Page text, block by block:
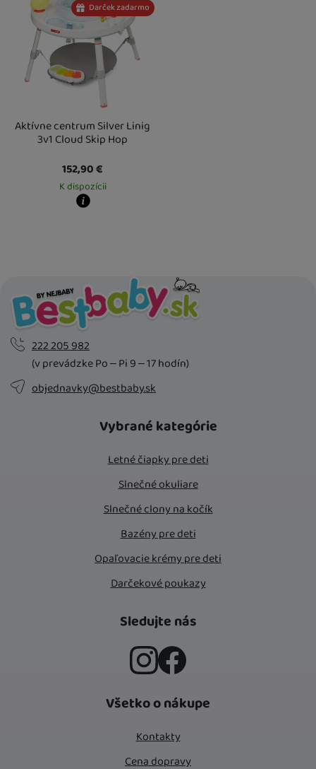
Darček zadarmo
Aktívne centrum Silver Linig
3v1 Cloud Skip Hop
152,90€
K dispozícii
222 205 982
(v prevádzke Po – Pi 9 – 17 hodín)
objednavky@bestbaby.sk
Vybrané kategórie
Letné čiapky pre deti
Slnečné okuliare
Slnečné clony na kočík
Bazény pre deti
Opaľovacie krémy pre deti
Darčekové poukazy
Sledujte nás
Všetko o nákupe
Kontakty
Cena dopravy